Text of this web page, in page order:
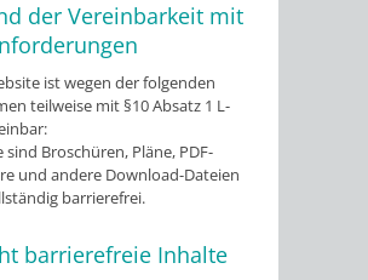
der Vereinbarkeit mit
ist wegen der folgenden
teilweise mit §10 Absatz 1 L-
sind Broschüren, Pläne, PDF-
und andere Download-Dateien
barrierefrei.
barrierefreie Inhalte